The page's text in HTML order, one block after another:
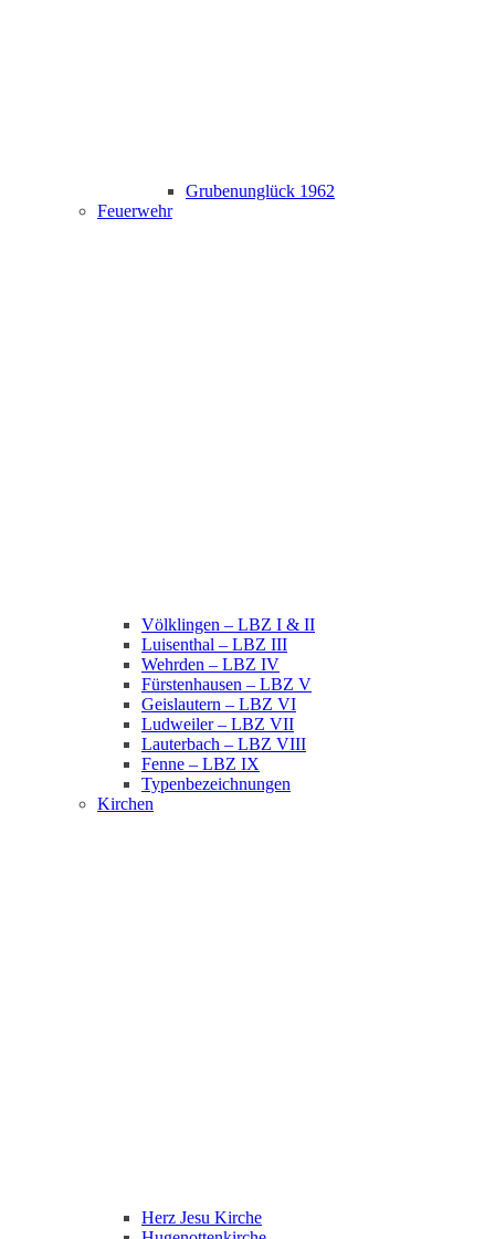
Grubenunglück 1962
Feuerwehr
Völklingen – LBZ I & II
Luisenthal – LBZ III
Wehrden – LBZ IV
Fürstenhausen – LBZ V
Geislautern – LBZ VI
Ludweiler – LBZ VII
Lauterbach – LBZ VIII
Fenne – LBZ IX
Typenbezeichnungen
Kirchen
Herz Jesu Kirche